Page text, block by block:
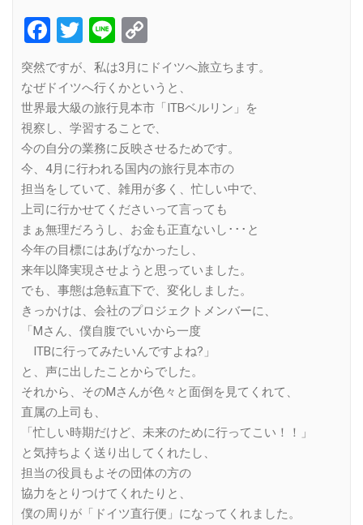
Facebook
Twitter
Line
Link
突然ですが、私は3月にドイツへ旅立ちます。
なぜドイツへ行くかというと、
世界最大級の旅行見本市「ITBベルリン」を
視察し、学習することで、
今の自分の業務に反映させるためです。
今、4月に行われる国内の旅行見本市の
担当をしていて、雑用が多く、忙しい中で、
上司に行かせてくださいって言っても
まぁ無理だろうし、お金も正直ないし･･･と
今年の目標にはあげなかったし、
来年以降実現させようと思っていました。
でも、事態は急転直下で、変化しました。
きっかけは、会社のプロジェクトメンバーに、
「Mさん、僕自腹でいいから一度
ITBに行ってみたいんですよね?」
と、声に出したことからでした。
それから、そのMさんが色々と面倒を見てくれて、
直属の上司も、
「忙しい時期だけど、未来のために行ってこい！！」
と気持ちよく送り出してくれたし、
担当の役員もよその団体の方の
協力をとりつけてくれたりと、
僕の周りが「ドイツ直行便」になってくれました。